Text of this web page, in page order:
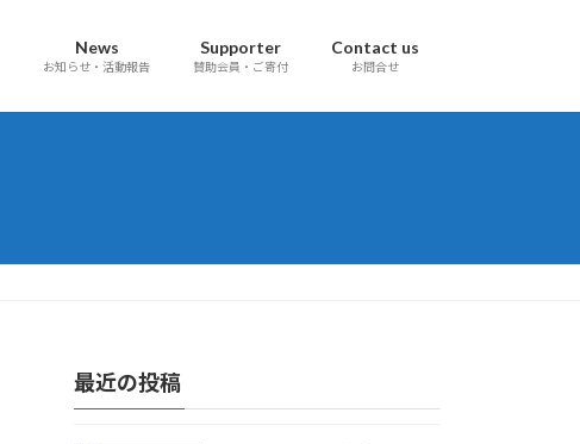
News
お知らせ・活動報告
Supporter
賛助会員・ご寄付
Contact us
お問合せ
最近の投稿